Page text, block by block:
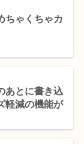
ちゃくちゃカ
あとに書き込
軽減の機能が